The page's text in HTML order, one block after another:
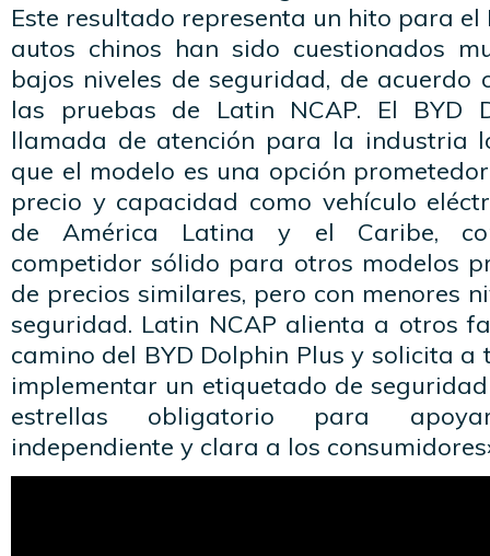
Este resultado representa un hito para
autos chinos han sido cuestionados
bajos niveles de seguridad, de acuerdo
las pruebas de Latin NCAP. El BYD
llamada de atención para la industria
que el modelo es una opción
precio y capacidad como vehículo
de América Latina y el Caribe,
competidor sólido para otros modelos
de precios similares, pero con menores
seguridad. Latin NCAP alienta a otros
camino del BYD Dolphin Plus y solicita a
implementar un etiquetado de
estrellas obligatorio para
independiente y clara a los